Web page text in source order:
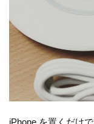
iPhone を置くだけ